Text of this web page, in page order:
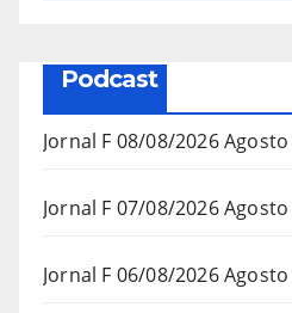
Podcast
Jornal F 08/08/2026Agosto
Jornal F 07/08/2026Agosto
Jornal F 06/08/2026Agosto